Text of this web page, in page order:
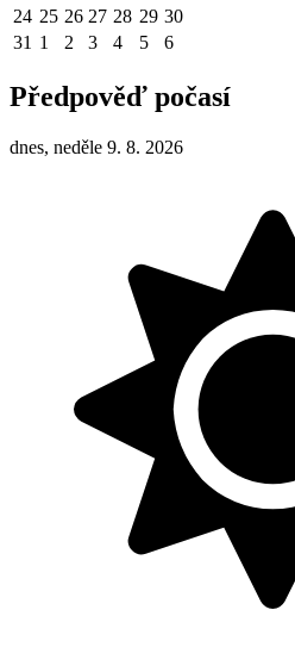
24 25 26 27 28 29 30
31 1 2 3 4 5 6
Předpověď počasí
dnes, neděle 9. 8. 2026